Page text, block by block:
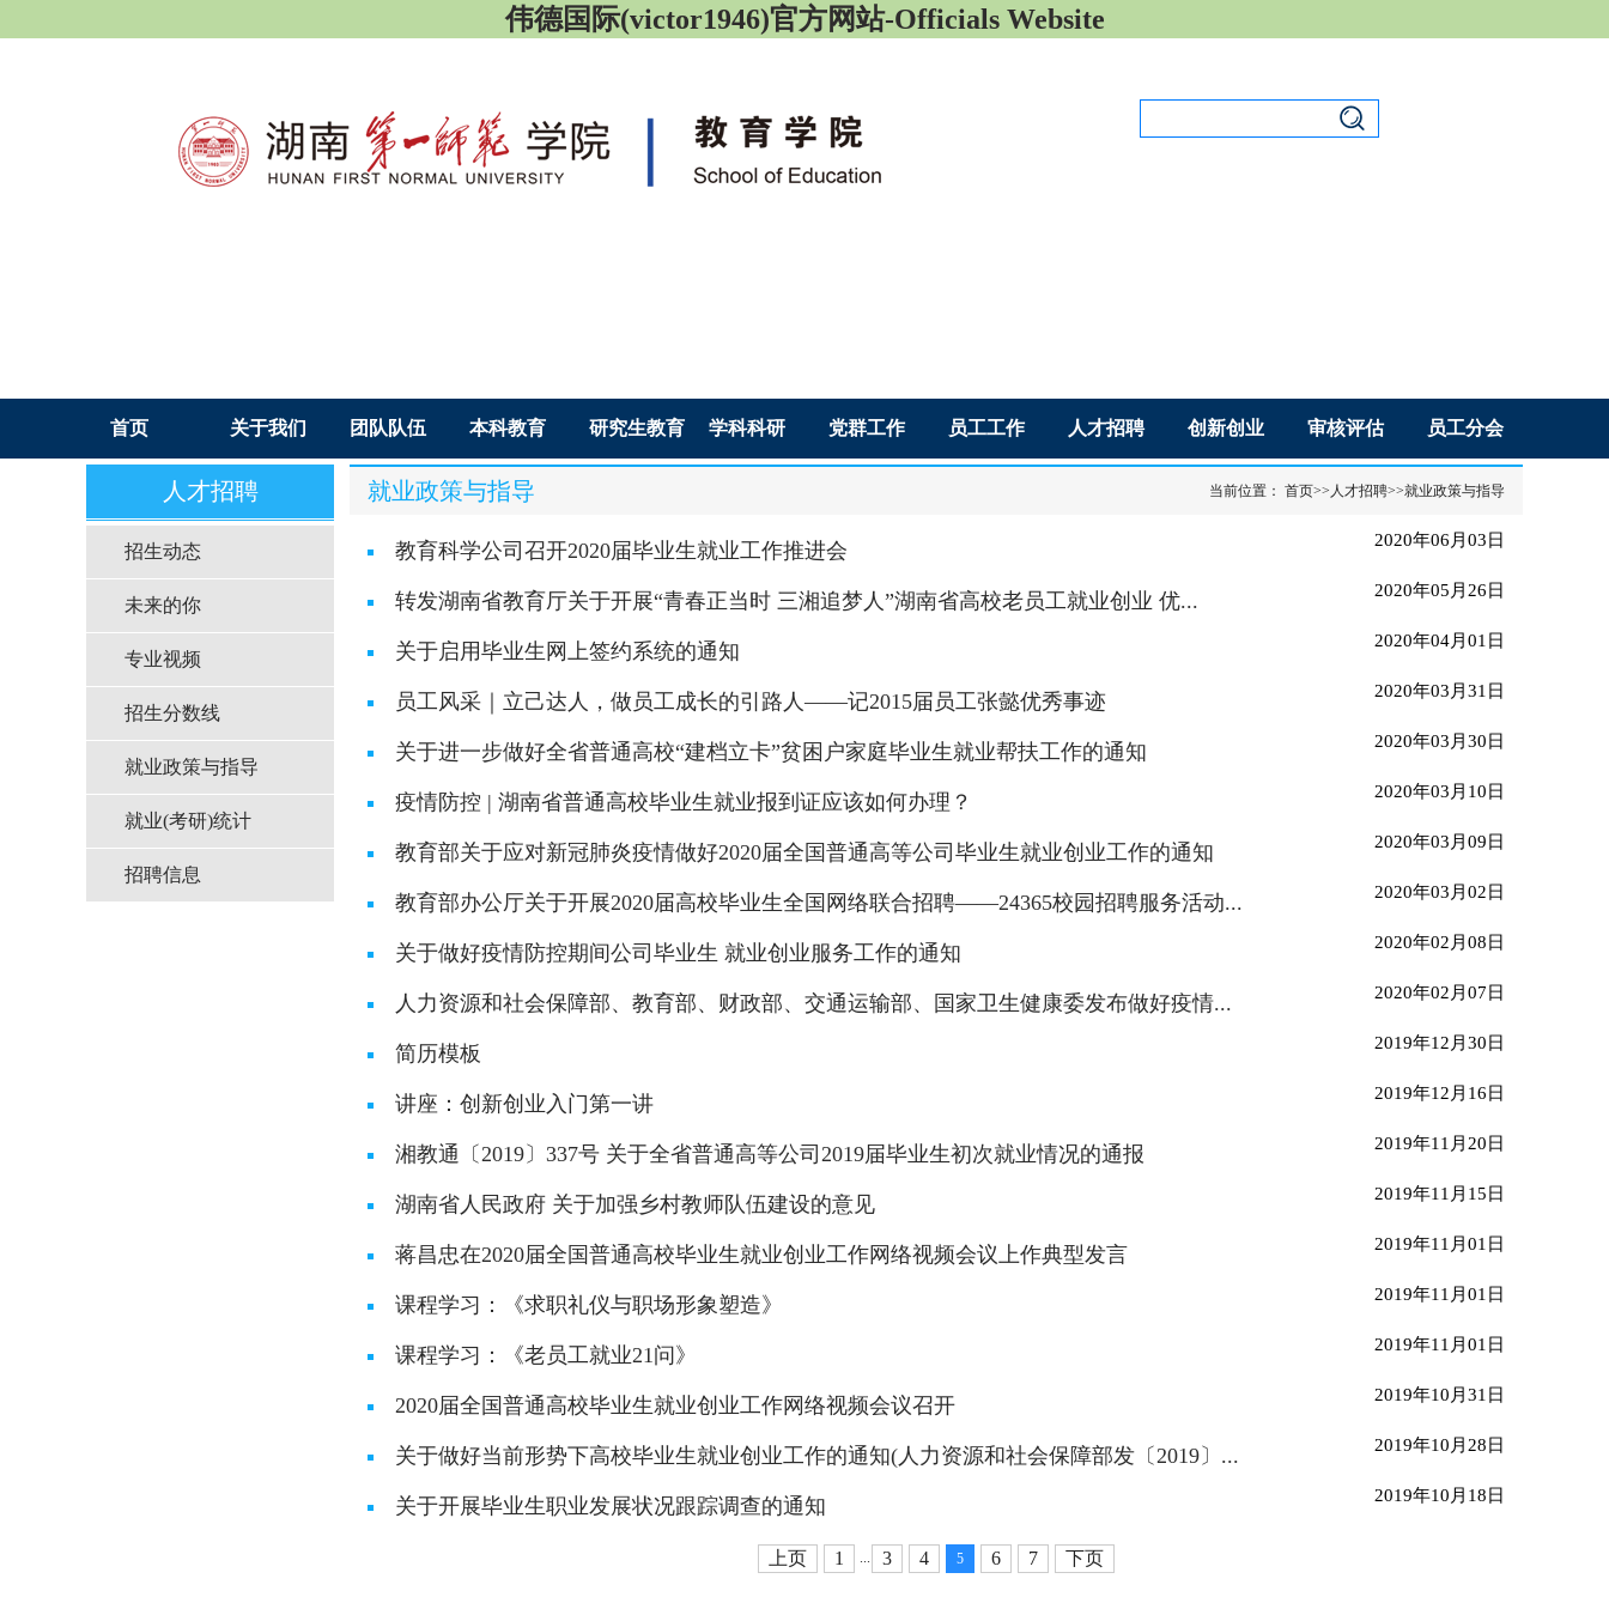
伟德国际(victor1946)官方网站-Officials Website
首页 关于我们 团队队伍 本科教育 研究生教育 学科科研 党群工作 员工工作 人才招聘 创新创业 审核评估 员工分会
人才招聘
招生动态
未来的你
专业视频
招生分数线
就业政策与指导
就业(考研)统计
招聘信息
就业政策与指导 当前位置： 首页>> 人才招聘>>就业政策与指导
教育科学公司召开2020届毕业生就业工作推进会 2020年06月03日
转发湖南省教育厅关于开展“青春正当时 三湘追梦人”湖南省高校老员工就业创业 优... 2020年05月26日
关于启用毕业生网上签约系统的通知 2020年04月01日
员工风采｜立己达人，做员工成长的引路人——记2015届员工张懿优秀事迹 2020年03月31日
关于进一步做好全省普通高校“建档立卡”贫困户家庭毕业生就业帮扶工作的通知 2020年03月30日
疫情防控 | 湖南省普通高校毕业生就业报到证应该如何办理？ 2020年03月10日
教育部关于应对新冠肺炎疫情做好2020届全国普通高等公司毕业生就业创业工作的通知 2020年03月09日
教育部办公厅关于开展2020届高校毕业生全国网络联合招聘——24365校园招聘服务活动... 2020年03月02日
关于做好疫情防控期间公司毕业生 就业创业服务工作的通知 2020年02月08日
人力资源和社会保障部、教育部、财政部、交通运输部、国家卫生健康委发布做好疫情... 2020年02月07日
简历模板 2019年12月30日
讲座：创新创业入门第一讲 2019年12月16日
湘教通〔2019〕337号 关于全省普通高等公司2019届毕业生初次就业情况的通报 2019年11月20日
湖南省人民政府 关于加强乡村教师队伍建设的意见 2019年11月15日
蒋昌忠在2020届全国普通高校毕业生就业创业工作网络视频会议上作典型发言 2019年11月01日
课程学习：《求职礼仪与职场形象塑造》 2019年11月01日
课程学习：《老员工就业21问》 2019年11月01日
2020届全国普通高校毕业生就业创业工作网络视频会议召开 2019年10月31日
关于做好当前形势下高校毕业生就业创业工作的通知(人力资源和社会保障部发〔2019〕... 2019年10月28日
关于开展毕业生职业发展状况跟踪调查的通知 2019年10月18日
上页 1 3 4 5 6 7 下页